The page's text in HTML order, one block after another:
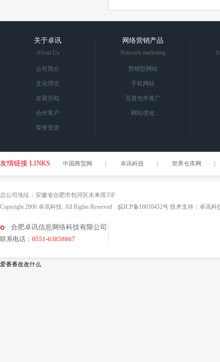
关于卓讯
About Us
公司简介
文化理念
发展历程
合作客户
荣誉资质
网络营销产品
Network marketing
营销型网站
手机网站
百度包年推广
网站优化
友情链接 LINKS 中国商贸网 卓讯科技 世界仓库网
总公司地址：安徽省合肥市包河区未来塔35F
Copyright 2006 卓讯科技, All Rights Reserved 皖ICP备16010452号 技术支持： 卓讯科
合肥卓讯信息网络科技有限公司
联系电话： 0551-63858867
爱番番改改什么